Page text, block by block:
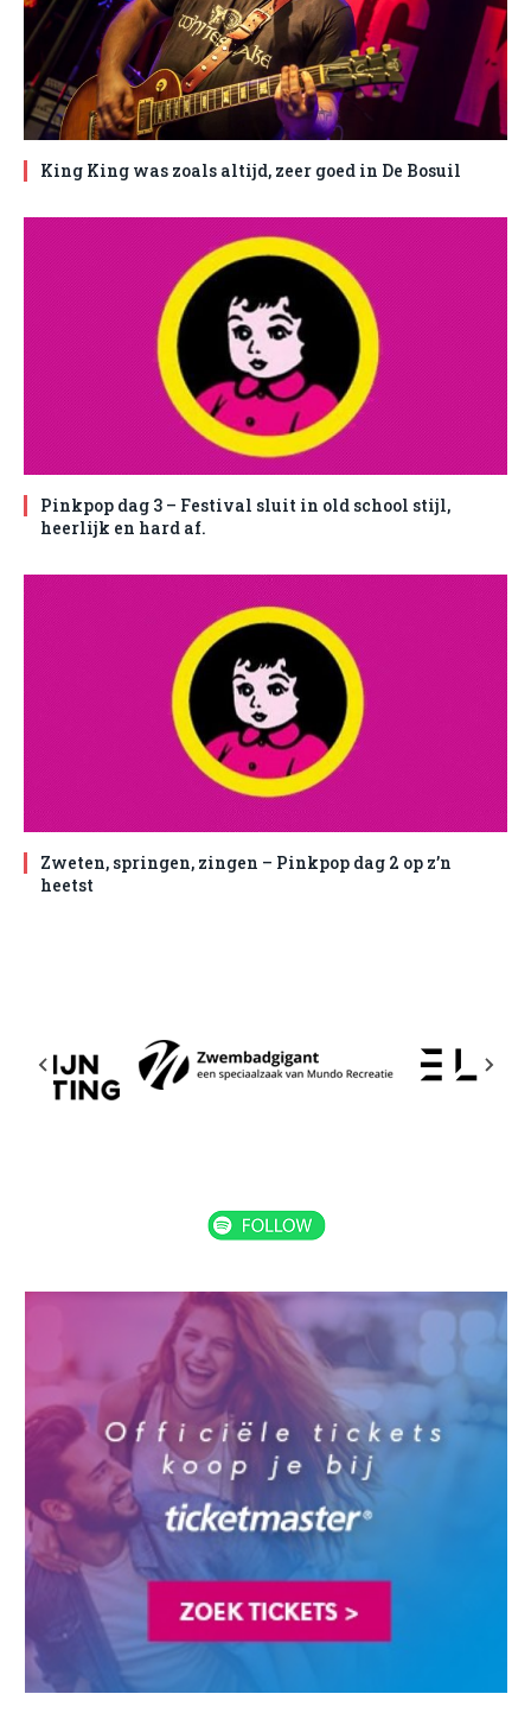
King King was zoals altijd, zeer goed in De Bosuil
Pinkpop dag 3 – Festival sluit in old school stijl,
heerlijk en hard af.
Zweten, springen, zingen – Pinkpop dag 2 op z’n
heetst